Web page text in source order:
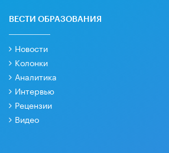
ВЕСТИ ОБРАЗОВАНИЯ
Новости
Колонки
Аналитика
Интервью
Рецензии
Видео